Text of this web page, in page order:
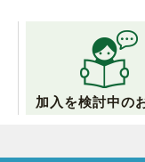
加入を検討中の